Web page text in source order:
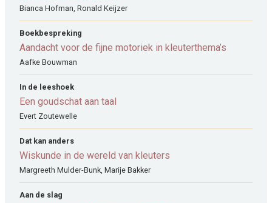
Bianca Hofman, Ronald Keijzer
Boekbespreking
Aandacht voor de fijne motoriek in kleuterthema’s
Aafke Bouwman
In de leeshoek
Een goudschat aan taal
Evert Zoutewelle
Dat kan anders
Wiskunde in de wereld van kleuters
Margreeth Mulder-Bunk, Marije Bakker
Aan de slag